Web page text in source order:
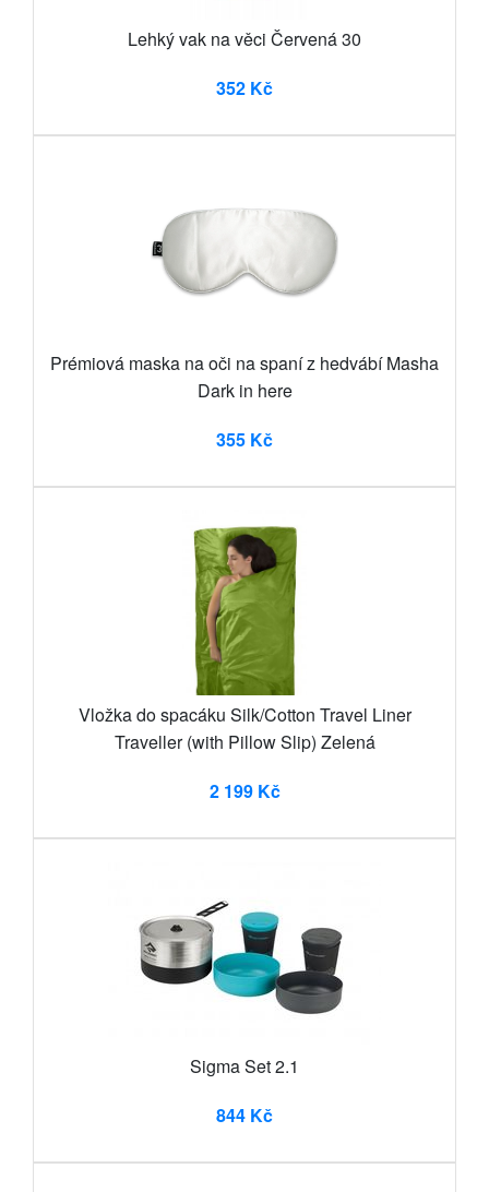
Lehký vak na věci Červená 30
352 Kč
Prémiová maska na oči na spaní z hedvábí Masha
Dark in here
355 Kč
Vložka do spacáku Silk/Cotton Travel Liner
Traveller (with Pillow Slip) Zelená
2 199 Kč
Sigma Set 2.1
844 Kč